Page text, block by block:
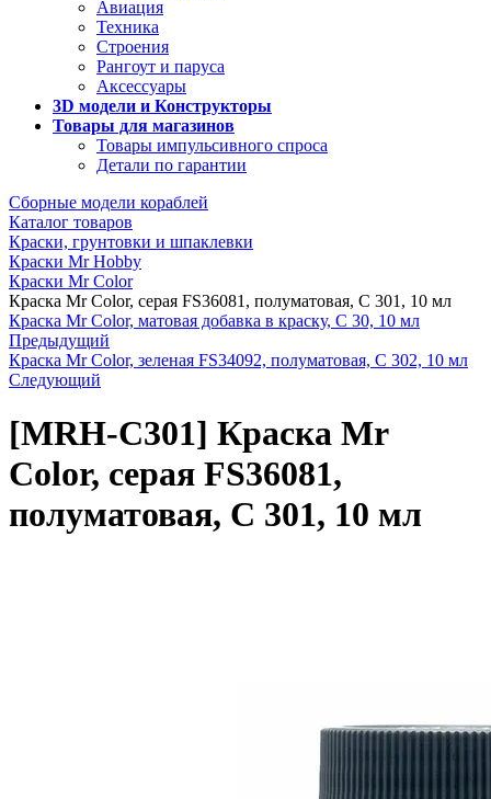
Авиация
Техника
Строения
Рангоут и паруса
Аксессуары
3D модели и Конструкторы
Товары для магазинов
Товары импульсивного спроса
Детали по гарантии
Сборные модели кораблей
Каталог товаров
Краски, грунтовки и шпаклевки
Краски Mr Hobby
Краски Mr Color
Краска Mr Color, серая FS36081, полуматовая, C 301, 10 мл
Краска Mr Color, матовая добавка в краску, C 30, 10 мл
Предыдущий
Краска Mr Color, зеленая FS34092, полуматовая, C 302, 10 мл
Следующий
[MRH-C301] Краска Mr
Color, серая FS36081,
полуматовая, C 301, 10 мл